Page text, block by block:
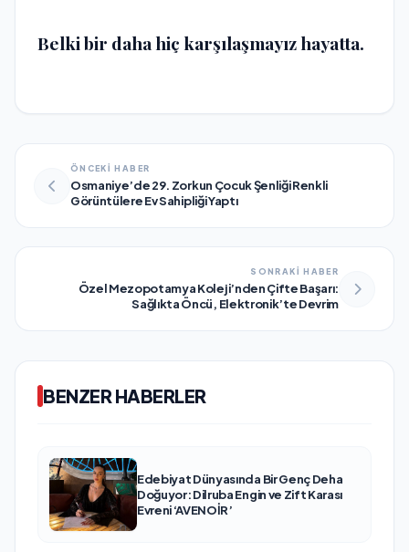
Belki bir daha hiç karşılaşmayız hayatta.
ÖNCEKİ HABER
Osmaniye’de 29. Zorkun Çocuk Şenliği Renkli
Görüntülere Ev Sahipliği Yaptı
SONRAKİ HABER
Özel Mezopotamya Koleji’nden Çifte Başarı:
Sağlıkta Öncü, Elektronik’te Devrim
BENZER HABERLER
Edebiyat Dünyasında Bir Genç Deha
Doğuyor: Dilruba Engin ve Zift Karası
Evreni ‘AVENOİR’